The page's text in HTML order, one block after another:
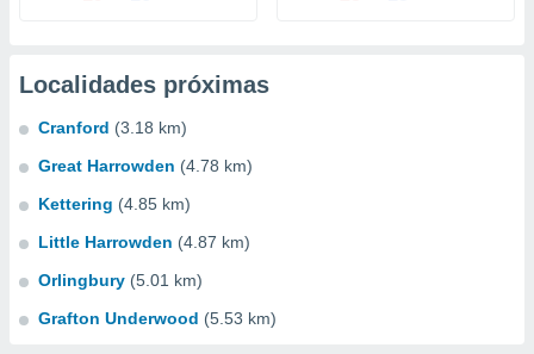
Localidades próximas
Cranford (3.18 km)
Great Harrowden (4.78 km)
Kettering (4.85 km)
Little Harrowden (4.87 km)
Orlingbury (5.01 km)
Grafton Underwood (5.53 km)